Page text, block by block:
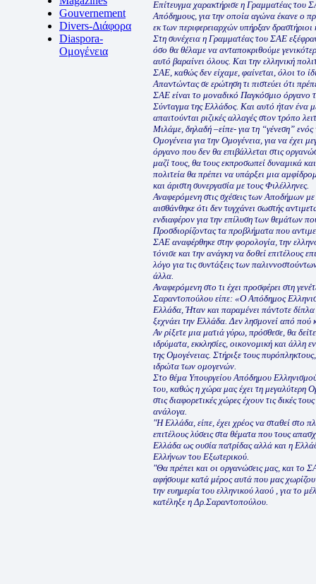
Gouvernement
Divers-Διάφορα
Diaspora-
Ομογένεια
Επίτευγμα χαρακτήρισε η Γραμματέας του
Απόδημους, για την οποία αγώνα έκανε ο
εκ των περιφερειαρχών υπήρξαν
Στη συνέχεια η Γραμματέας του ΣΑΕ
όσο θα θέλαμε να ανταποκριθούμε
αυτό βαραίνει όλους. Και την ελληνική
ΣΑΕ, καθώς δεν είχαμε, φαίνεται, όλοι το
Απαντώντας σε ερώτηση τι πιστεύει ότι
ΣΑΕ είναι το μοναδικό Παγκόσμιο όργανο
Σύνταγμα της Ελλάδος. Και αυτό ήταν ένα
απαιτούνται ριζικές αλλαγές στον τρόπο
Μιλάμε, δηλαδή –είπε- για τη “γένεση”
Ομογένεια για την Ομογένεια, για να έχει
όργανο που δεν θα επιβάλλεται στις
μαζί τους, θα τους εκπροσωπεί δυναμικά
πολιτεία θα πρέπει να υπάρξει μια
και άριστη συνεργασία με τους Φιλέλληνες.
Αναφερόμενη στις σχέσεις των Αποδήμων
αισθάνθηκε ότι δεν τυγχάνει σωστής
ενδιαφέρον για την επίλυση των θεμάτων
Προσδιορίζοντας τα προβλήματα που
ΣΑΕ αναφέρθηκε στην φορολογία, την
τόνισε και την ανάγκη να δοθεί επιτέλους
λόγο για τις συντάξεις των
άλλα.
Αναφερόμενη στο τι έχει προσφέρει στη
Σαραντοπούλου είπε: «Ο Απόδημος
Ελλάδα, Ήταν και παραμένει πάντοτε δίπλα
ξεχνάει την Ελλάδα. Δεν λησμονεί από πού
Αν ρίξετε μια ματιά γύρω, πρόσθεσε, θα
ιδρύματα, εκκλησίες, οικονομική και άλλη
της Ομογένειας. Στήριξε τους
ιδρώτα των ομογενών.
Στο θέμα Υπουργείου Απόδημου
του, καθώς η χώρα μας έχει τη μεγαλύτερη
στις διαφορετικές χώρες έχουν τις δικές
ανάλογα.
"Η Ελλάδα, είπε, έχει χρέος να σταθεί στο
επιτέλους λύσεις στα θέματα που τους
Ελλάδα ως ουσία πατρίδας αλλά και η
Ελλήνων του Εξωτερικού.
"Θα πρέπει και οι οργανώσεις μας, και το
αφήσουμε κατά μέρος αυτά που μας
την ευημερία του ελληνικού λαού , για το
κατέληξε η Δρ.Σαραντοπούλου.